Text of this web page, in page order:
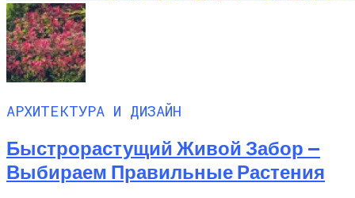
АРХИТЕКТУРА И ДИЗАЙН
Быстрорастущий Живой Забор —
Выбираем Правильные Растения